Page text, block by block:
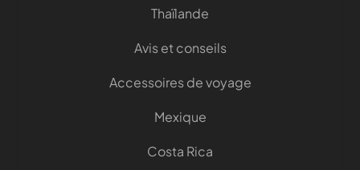
Thaïlande
Avis et conseils
Accessoires de voyage
Mexique
Costa Rica